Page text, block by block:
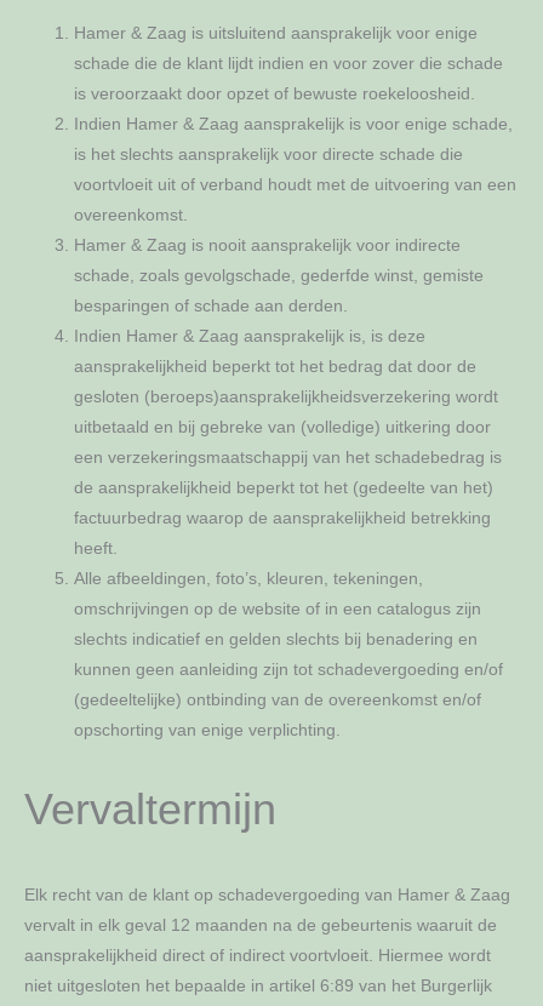
Hamer & Zaag is uitsluitend aansprakelijk voor enige
schade die de klant lijdt indien en voor zover die schade
is veroorzaakt door opzet of bewuste roekeloosheid.
Indien Hamer & Zaag aansprakelijk is voor enige schade,
is het slechts aansprakelijk voor directe schade die
voortvloeit uit of verband houdt met de uitvoering van een
overeenkomst.
Hamer & Zaag is nooit aansprakelijk voor indirecte
schade, zoals gevolgschade, gederfde winst, gemiste
besparingen of schade aan derden.
Indien Hamer & Zaag aansprakelijk is, is deze
aansprakelijkheid beperkt tot het bedrag dat door de
gesloten (beroeps)aansprakelijkheidsverzekering wordt
uitbetaald en bij gebreke van (volledige) uitkering door
een verzekeringsmaatschappij van het schadebedrag is
de aansprakelijkheid beperkt tot het (gedeelte van het)
factuurbedrag waarop de aansprakelijkheid betrekking
heeft.
Alle afbeeldingen, foto’s, kleuren, tekeningen,
omschrijvingen op de website of in een catalogus zijn
slechts indicatief en gelden slechts bij benadering en
kunnen geen aanleiding zijn tot schadevergoeding en/of
(gedeeltelijke) ontbinding van de overeenkomst en/of
opschorting van enige verplichting.
Vervaltermijn
Elk recht van de klant op schadevergoeding van Hamer & Zaag
vervalt in elk geval 12 maanden na de gebeurtenis waaruit de
aansprakelijkheid direct of indirect voortvloeit. Hiermee wordt
niet uitgesloten het bepaalde in artikel 6:89 van het Burgerlijk